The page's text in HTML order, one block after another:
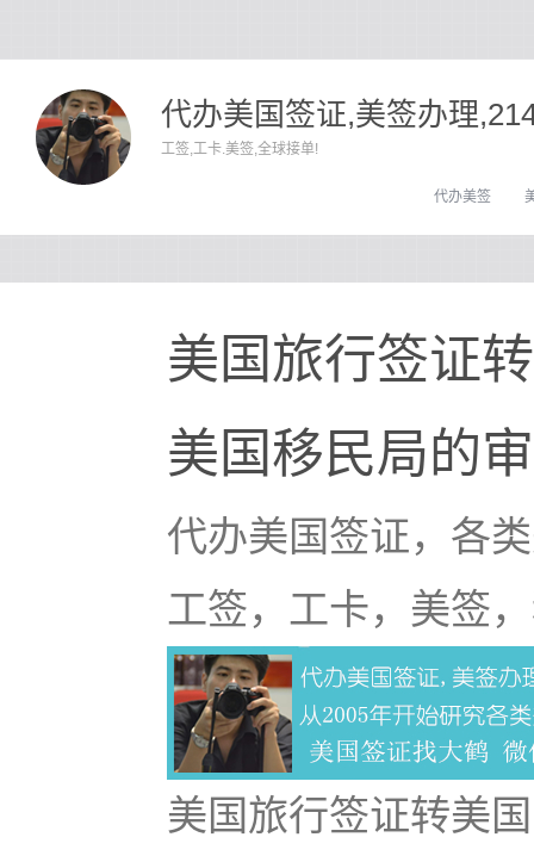
代办美国签证,美签办理
工签,工卡.美签,全球接单!
代办美签
美国旅行签证
美国移民局的
代办美国签证，各
工签，工卡，美签
美国旅行签证转美